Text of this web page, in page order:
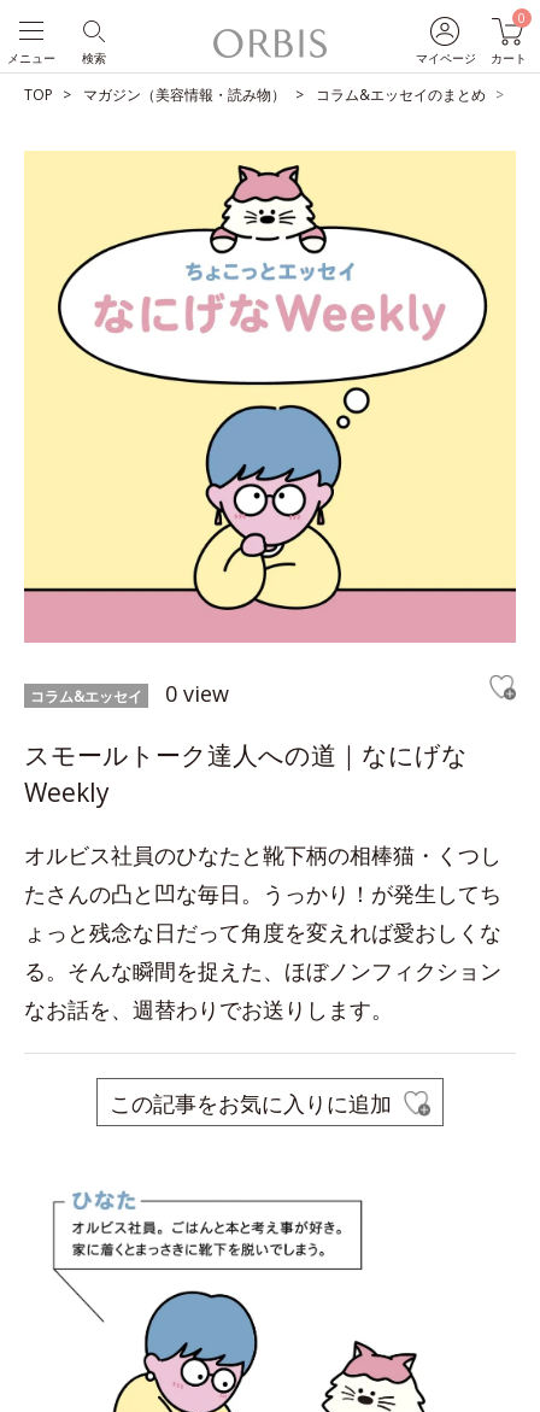
マイページ
0
カート
検索
メニュー
TOP マガジン（美容情報・読み物） コラム&エッセイのまとめ
コラム&エッセイ 0 view
スモールトーク達人への道｜なにげな
Weekly
オルビス社員のひなたと靴下柄の相棒猫・くつし
たさんの凸と凹な毎日。うっかり！が発生してち
ょっと残念な日だって角度を変えれば愛おしくな
る。そんな瞬間を捉えた、ほぼノンフィクション
なお話を、週替わりでお送りします。
この記事をお気に入りに追加